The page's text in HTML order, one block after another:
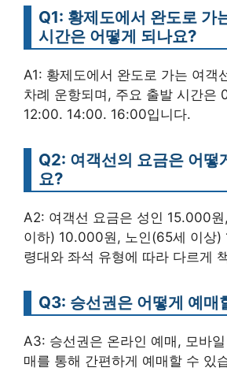
Q1: 황제도에서 완도로 가
시간은 어떻게 되나요?
A1: 황제도에서 완도로 가는 여객
차례 운항되며, 주요 출발 시간은
12:00. 14:00. 16:00입니다.
Q2: 여객선의 요금은 어떻
요?
A2: 여객선 요금은 성인 15.000원
이하) 10.000원, 노인(65세 이상)
령대와 좌석 유형에 따라 다르게
Q3: 승선권은 어떻게 예매
A3: 승선권은 온라인 예매, 모바
매를 통해 간편하게 예매할 수 있